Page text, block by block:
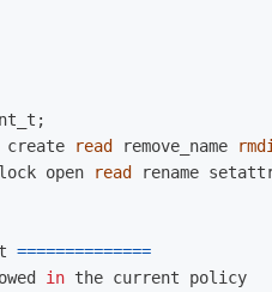
;
create read remove_name
open read
rename
==============
in the current policy